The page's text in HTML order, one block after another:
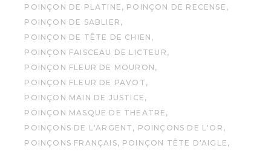
POINÇON DE PLATINE
POINÇON DE RECENSE
POINÇON DE SABLIER
POINÇON DE TÊTE DE CHIEN
POINÇON FAISCEAU DE LICTEUR
POINÇON FLEUR DE MOURON
POINÇON FLEUR DE PAVOT
POINÇON MAIN DE JUSTICE
POINÇON MASQUE DE THEATRE
POINÇONS DE L'ARGENT
POINÇONS DE L'OR
POINÇONS FRANÇAIS
POINÇON TÊTE D'AIGLE